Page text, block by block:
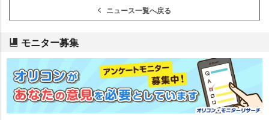
ニュース一覧へ戻る
モニター募集